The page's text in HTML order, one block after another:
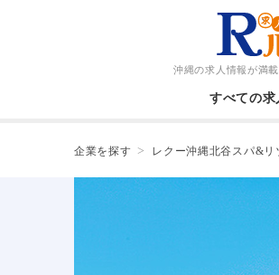
沖縄の求人情報が満載
すべての求
企業を探す レクー沖縄北谷スパ&リ